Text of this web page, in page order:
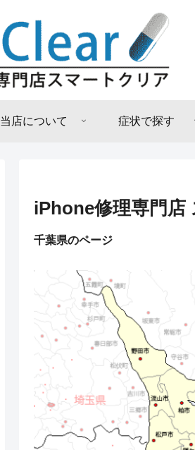
当店について 症状で探す
iPhone修理専門店
千葉県のページ